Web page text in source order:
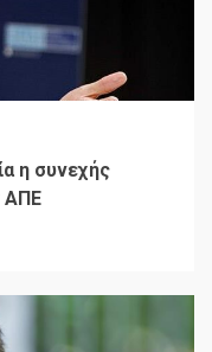
η συνεχής
ΑΠΕ